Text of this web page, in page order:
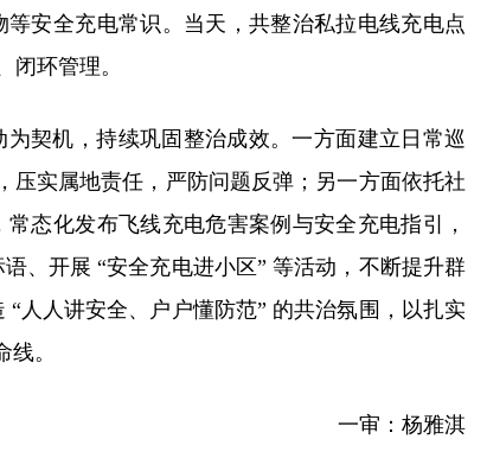
安全充电常识。当天，共整治私拉电线充电点
闭环管理。
契机，持续巩固整治成效。一方面建立日常巡
压实属地责任，严防问题反弹；另一方面依托社
态化发布飞线充电危害案例与安全充电指引，
、开展 “安全充电进小区” 等活动，不断提升群
人人讲安全、户户懂防范” 的共治氛围，以扎实
。
一审：杨雅淇